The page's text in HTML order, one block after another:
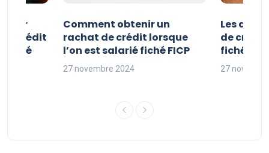
pour
crédit
fiché
Comment obtenir un
rachat de crédit lorsque
l’on est salarié fiché FICP
27 novembre 2024
Les
de crédit
fichés
27